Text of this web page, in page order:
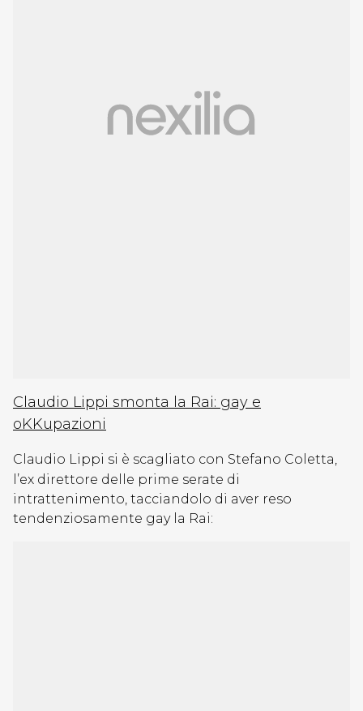
Claudio Lippi smonta la Rai: gay e
oKKupazioni
Claudio Lippi si è scagliato con Stefano Coletta,
l’ex direttore delle prime serate di
intrattenimento, tacciandolo di aver reso
tendenziosamente gay la Rai: